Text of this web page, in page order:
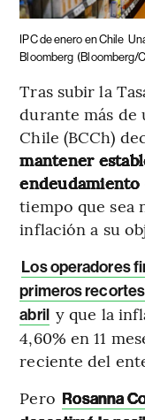
IPC de enero en Chile
Bloomberg (Bloomberg/
Tras subir la
durante más de
Chile (BCCh)
mantener
endeudamiento
tiempo que sea
inflación a su
Los operadores
primeros
abril y que la
4,60% en 11
reciente del
Pero Rosanna